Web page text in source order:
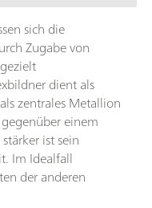
sich die
Zugabe von
dient als
zentrales Metallion
einem
ist sein
Im Idealfall
der anderen